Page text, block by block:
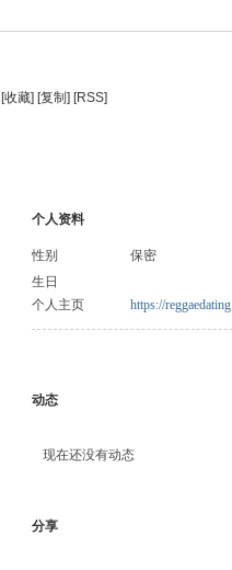
[收藏] [复制] [RSS]
个人资料
性别
保密
生日
个人主页
https://
动态
现在还没有动态
分享